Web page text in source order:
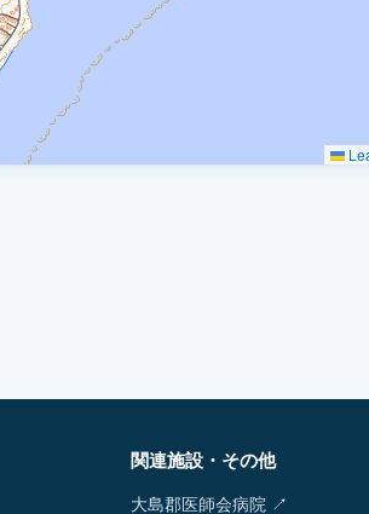
関連施設・その他
大島郡医師会病院 ↗